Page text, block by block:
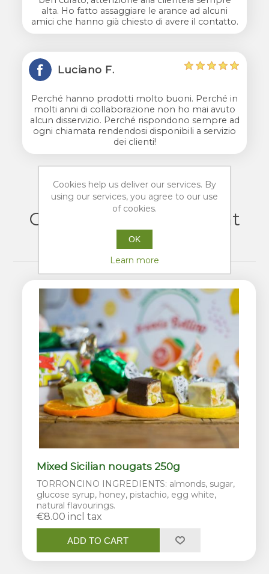
alta. Ho fatto assaggiare le arance ad alcuni
amici che hanno già chiesto di avere il contatto.
Luciano F.
Perché hanno prodotti molto buoni. Perché in
molti anni di collaborazione non ho mai avuto
alcun disservizio. Perché rispondono sempre ad
ogni chiamata rendendosi disponibili a servizio
dei clienti!
Customers who bought
this item also bought
Mixed Sicilian nougats 250g
TORRONCINO INGREDIENTS: almonds, sugar,
glucose syrup, honey, pistachio, egg white,
natural flavourings.
€8.00 incl tax
ADD TO CART
Cookies help us deliver our services. By
using our services, you agree to our use
of cookies.
OK
Learn more